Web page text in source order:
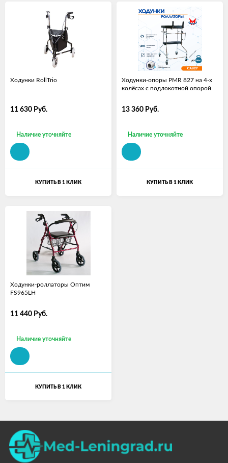
Ходунки RollTrio
11 630 Руб.
Наличие уточняйте
КУПИТЬ В 1 КЛИК
Ходунки-опоры PMR 827 на 4-х
колёсах с подлокотной опорой
13 360 Руб.
Наличие уточняйте
КУПИТЬ В 1 КЛИК
Ходунки-роллаторы Оптим
FS965LH
11 440 Руб.
Наличие уточняйте
КУПИТЬ В 1 КЛИК